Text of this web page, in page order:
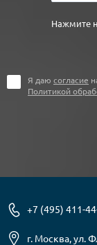
Нажмите
Я даю согласие
Политикой
+7 (495) 411-
г. Москва, ул.